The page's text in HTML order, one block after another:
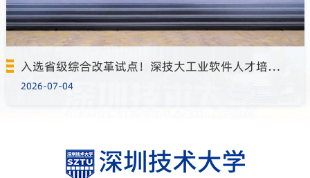
入选省级综合改革试点！深技大工业软件人才培养显成效
2026-07-04